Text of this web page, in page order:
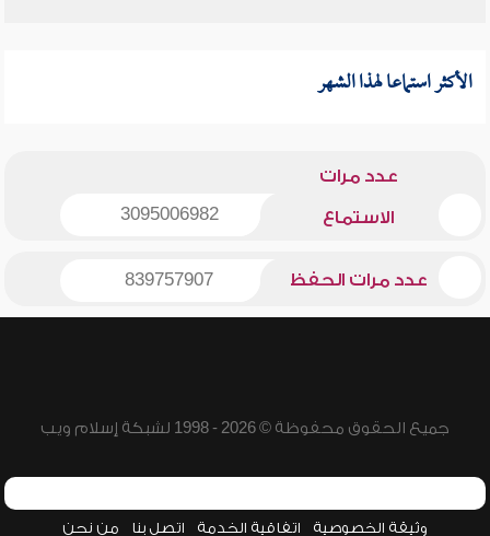
الأكثر استماعا لهذا الشهر
عدد مرات
الاستماع 3095006982
عدد مرات الحفظ 839757907
جميع الحقوق محفوظة © 2026 - 1998 لشبكة إسلام ويب
وثيقة الخصوصية اتفاقية الخدمة اتصل بنا من نحن